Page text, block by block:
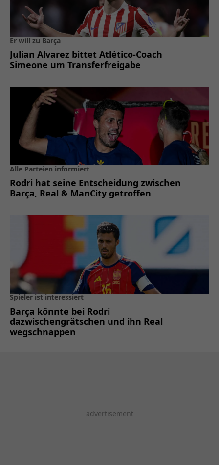
Er will zu Barça
Julian Alvarez bittet Atlético-Coach
Simeone um Transferfreigabe
Alle Parteien informiert
Rodri hat seine Entscheidung zwischen
Barça, Real & ManCity getroffen
Spieler ist interessiert
Barça könnte bei Rodri
dazwischengrätschen und ihn Real
wegschnappen